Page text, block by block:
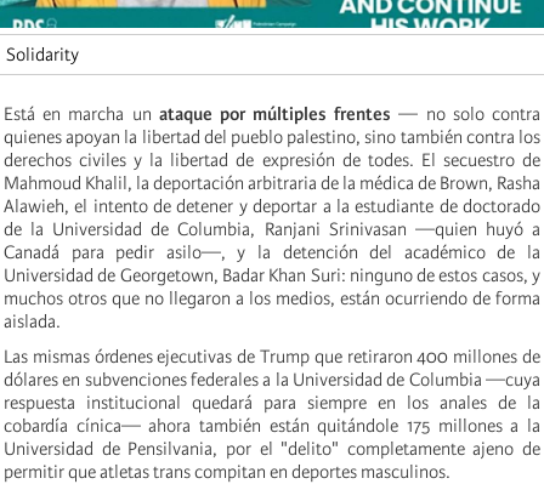
Solidarity
Está en marcha un ataque por múltiples frentes — no solo contra
quienes apoyan la libertad del pueblo palestino, sino también contra los
derechos civiles y la libertad de expresión de todes. El secuestro de
Mahmoud Khalil, la deportación arbitraria de la médica de Brown, Rasha
Alawieh, el intento de detener y deportar a la estudiante de doctorado
de la Universidad de Columbia, Ranjani Srinivasan —quien huyó a
Canadá para pedir asilo—, y la detención del académico de la
Universidad de Georgetown, Badar Khan Suri: ninguno de estos casos, y
muchos otros que no llegaron a los medios, están ocurriendo de forma
aislada.
Las mismas órdenes ejecutivas de Trump que retiraron 400 millones de
dólares en subvenciones federales a la Universidad de Columbia —cuya
respuesta institucional quedará para siempre en los anales de la
cobardía cínica— ahora también están quitándole 175 millones a la
Universidad de Pensilvania, por el "delito" completamente ajeno de
permitir que atletas trans compitan en deportes masculinos.